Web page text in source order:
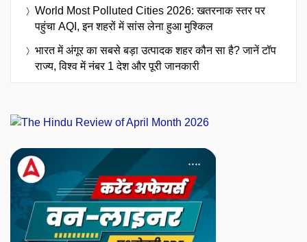
World Most Polluted Cities 2026: खतरनाक स्तर पर
पहुंचा AQI, इन शहरों में सांस लेना हुआ मुश्किल
भारत में अंगूर का सबसे बड़ा उत्पादक शहर कौन सा है? जानें टॉप
राज्य, विश्व में नंबर 1 देश और पूरी जानकारी